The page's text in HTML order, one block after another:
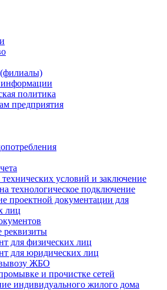
политика
предприятия
условий и заключение
технологическое подключение
проектной документации для
лиц
для физических лиц
для юридических лиц
ЖБО
и прочистке сетей
индивидуального жилого дома